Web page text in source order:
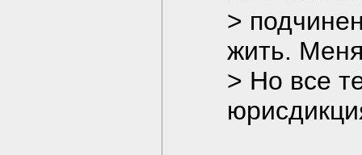
>
жить.
> Но все